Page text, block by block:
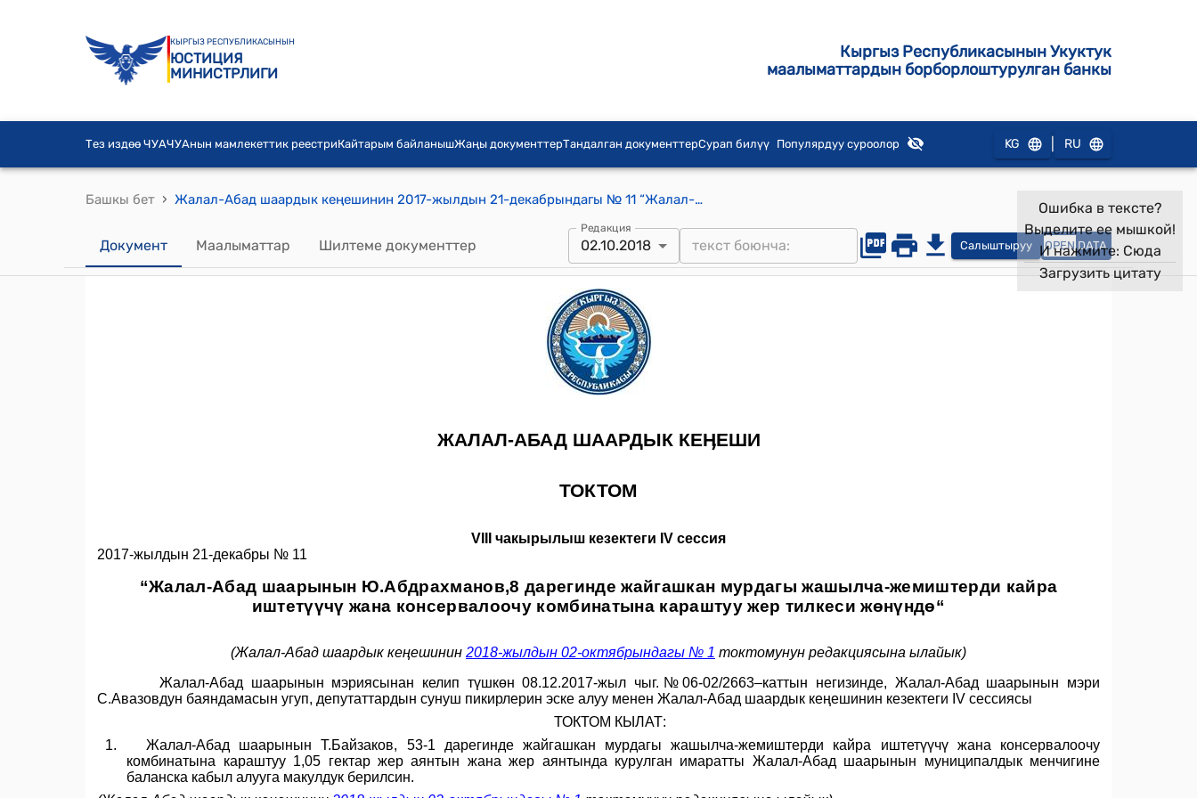
КЫРГЫЗ РЕСПУБЛИКАСЫНЫН
ЮСТИЦИЯ
МИНИСТРЛИГИ
Кыргыз Республикасынын Укуктук
маалыматтардын борборлоштурулган банкы
Тез издөө ЧУАЧУАнын мамлекеттик реестриКайтарым байланышЖаңы документтерТандалган документтерСурап билүү Популярдуу суроолор KG RU
Башкы бет › Жалал-Абад шаардык кеңешинин 2017-жылдын 21-декабрындагы № 11 “Жалал-Абад шаарынын Ю.Абдрахманов,8 дарегинде жайгашкан мурдагы жашылча-жемиштерди кайра иштетүүчү жана консервалоочу комбинатына караштуу жер тилкеси жөнүндө“ токтому
Документ Маалыматтар Шилтеме документтер
Редакция
02.10.2018 Салыштыруу OPEN DATA
Ошибка в тексте?
Выделите ее мышкой!
И нажмите: Сюда
Загрузить цитату